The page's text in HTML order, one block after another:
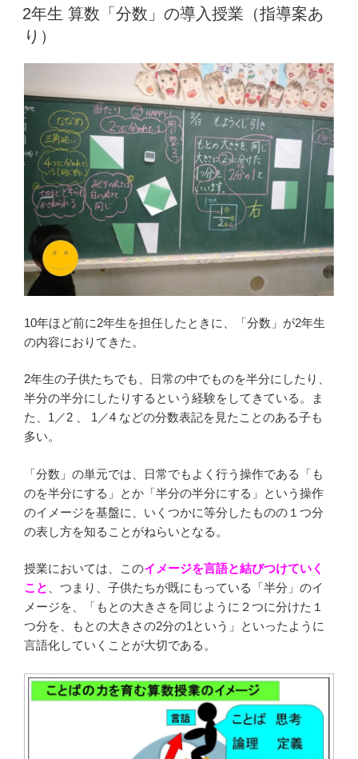
稿
日:
2年生 算数「分数」の導入授業（指導案あ
り）
10年ほど前に2年生を担任したときに、「分数」が2年生
の内容におりてきた。
2年生の子供たちでも、日常の中でものを半分にしたり、
半分の半分にしたりするという経験をしてきている。ま
た、1／2 、 1／4 などの分数表記を見たことのある子も
多い。
「分数」の単元では、日常でもよく行う操作である「も
のを半分にする」とか「半分の半分にする」という操作
のイメージを基盤に、いくつかに等分したものの１つ分
の表し方を知ることがねらいとなる。
授業においては、このイメージを言語と結びつけていく
こと
、つまり、子供たちが既にもっている「半分」のイ
メージを、「もとの大きさを同じように２つに分けた１
つ分を、もとの大きさの2分の1という」といったように
言語化していくことが大切である。